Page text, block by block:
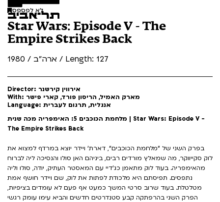
Star Wars: Episode V - The
Empire Strikes Back
ארה"ב / 1980 / Length: 127
לא לפספס
Director: אירווין קירשנר
With: מארק האמיל, הריסון פורד, קארי פישר
Language: אנגלית, תרגום לעברית
מלחמת הכוכבים 5: האימפריה מכה שנית | Star Wars: Episode V -
The Empire Strikes Back
בפרק השני של "מלחמת הכוכבים", דארת' ויידר יוצא במרדף למצוא את
לוק סקייווקר, מה שמאלץ מורדים רבים, ביניהם האן סולו והנסיכה ליה לברוח
מהאימפריה. בעוד לוק מתאמן כג'דיי עם המאסטר העתיק, יודה, סולו וליה
נתפסים. תפיסתם היא מלכודת לפתות את לוק, שם ויידר חושף אמת
מטלטלת. בעוד שרוב סרטי המשך כמעט אף פעם לא עומדים בציפיות,
הפרק השני בהרפתקה קבע סטנדרטים חדשים והביא עימו עומק רגשי